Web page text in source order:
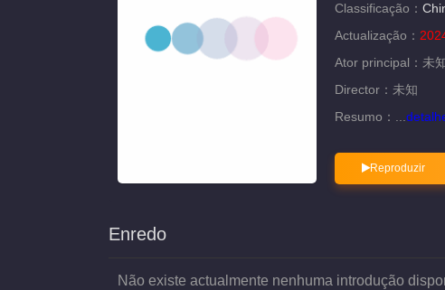
Classificação：
Actualização：
Ator principal： 未
Director： 未知
Resumo：
Reproduzir
Enredo
Não existe actualmente nenhuma introdução